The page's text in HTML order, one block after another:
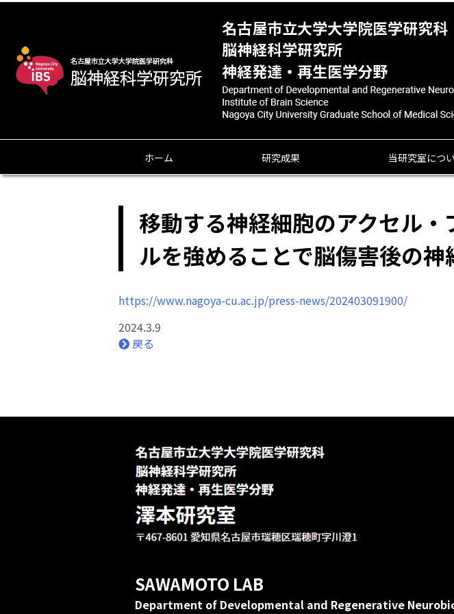
ホーム 研究成果 当研究室につ
移動する神経細胞のアクセル
ルを強めることで脳傷害後の
https://www.nagoya-cu.ac.jp/press-news/202403091900/
2024.3.9
戻る
SAWAMOTO LAB
Department of Developmental and Regenerative